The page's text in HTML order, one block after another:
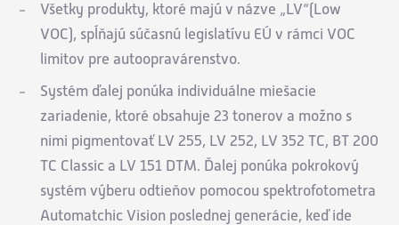
Všetky produkty, ktoré majú v názve „LV“(Low
VOC), spĺňajú súčasnú legislatívu EÚ v rámci VOC
limitov pre autoopravárenstvo.
Systém ďalej ponúka individuálne miešacie
zariadenie, ktoré obsahuje 23 tonerov a možno s
nimi pigmentovať LV 255, LV 252, LV 352 TC, BT 200
TC Classic a LV 151 DTM. Ďalej ponúka pokrokový
systém výberu odtieňov pomocou spektrofotometra
Automatchic Vision poslednej generácie, keď ide